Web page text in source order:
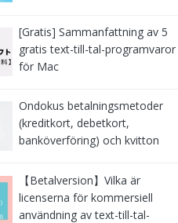
[Gratis] Sammanfattning av 5
gratis text-till-tal-programvaror
för Mac
Ondokus betalningsmetoder
(kreditkort, debetkort,
banköverföring) och kvitton
【Betalversion】Vilka är
licenserna för kommersiell
användning av text-till-tal-